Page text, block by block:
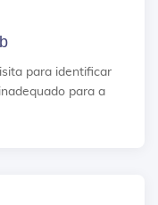
para identificar
para a